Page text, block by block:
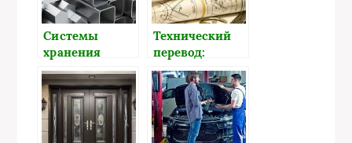
Системы
хранения
металлов: как
правильно
обеспечить
долговечность
и сохранность
Технический
перевод:
схемы,
документы и
оборудование